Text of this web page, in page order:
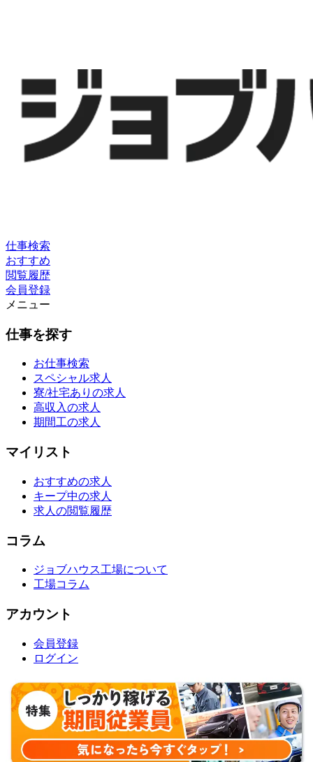
仕事検索
おすすめ
閲覧履歴
会員登録
メニュー
仕事を探す
お仕事検索
スペシャル求人
寮/社宅ありの求人
高収入の求人
期間工の求人
マイリスト
おすすめの求人
キープ中の求人
求人の閲覧履歴
コラム
ジョブハウス工場について
工場コラム
アカウント
会員登録
ログイン